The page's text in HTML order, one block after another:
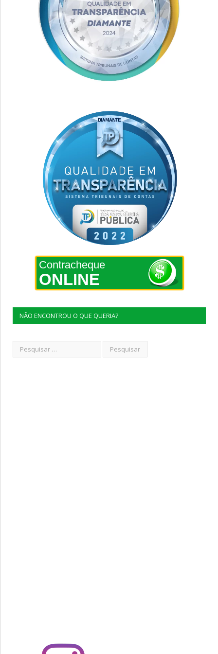
Contracheque
ONLINE
NÃO ENCONTROU O QUE QUERIA?